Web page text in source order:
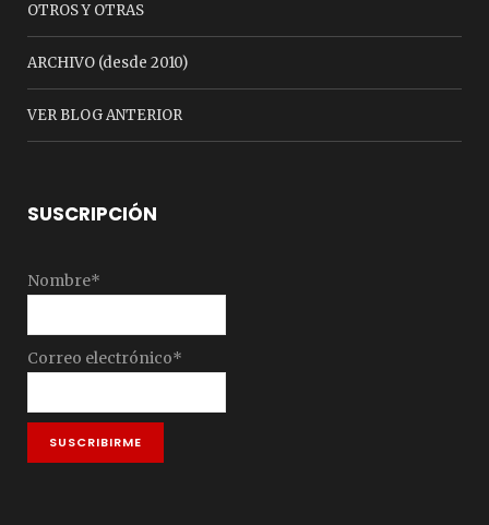
OTROS Y OTRAS
ARCHIVO (desde 2010)
VER BLOG ANTERIOR
SUSCRIPCIÓN
Nombre*
Correo electrónico*